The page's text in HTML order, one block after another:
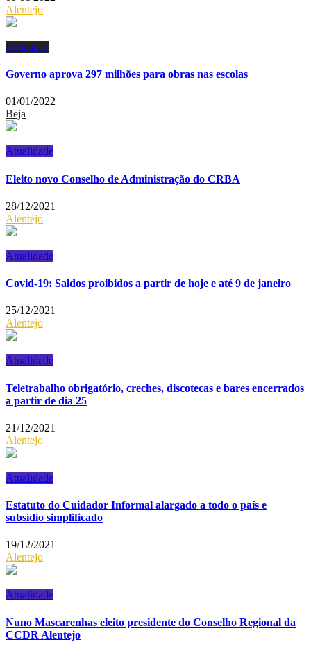
Alentejo
Educação
Governo aprova 297 milhões para obras nas escolas
01/01/2022
Beja
Atualidade
Eleito novo Conselho de Administração do CRBA
28/12/2021
Alentejo
Atualidade
Covid-19: Saldos proibidos a partir de hoje e até 9 de janeiro
25/12/2021
Alentejo
Atualidade
Teletrabalho obrigatório, creches, discotecas e bares encerrados
a partir de dia 25
21/12/2021
Alentejo
Atualidade
Estatuto do Cuidador Informal alargado a todo o país e
subsídio simplificado
19/12/2021
Alentejo
Atualidade
Nuno Mascarenhas eleito presidente do Conselho Regional da
CCDR Alentejo